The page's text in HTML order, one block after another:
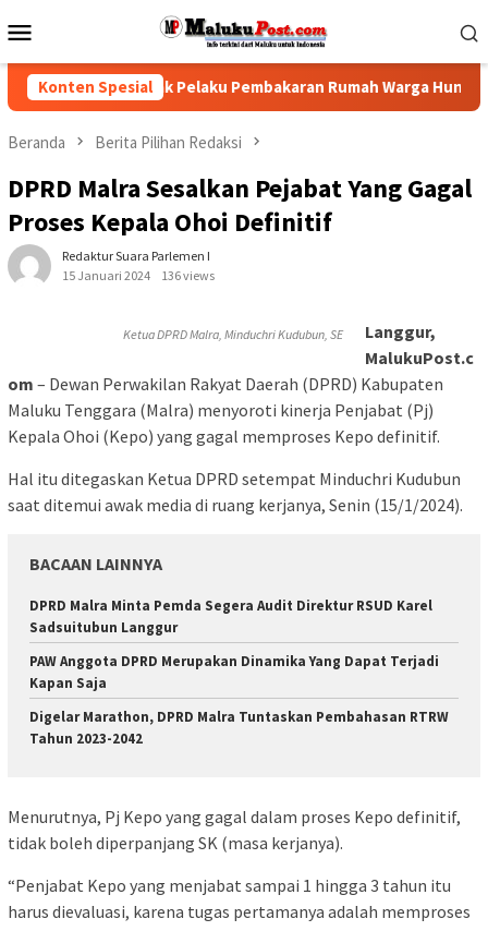
ke
Mobile
Konten Spesial
Polisi Tindak Pelaku Pembakaran Rumah Warga Hunuth
Beranda Berita Pilihan Redaksi
DPRD Malra Sesalkan Pejabat Yang Gagal
Proses Kepala Ohoi Definitif
Redaktur Suara Parlemen I
15 Januari 2024
136 views
Ketua DPRD Malra, Minduchri Kudubun, SE
Langgur,
MalukuPost.c
om – Dewan Perwakilan Rakyat Daerah (DPRD) Kabupaten
Maluku Tenggara (Malra) menyoroti kinerja Penjabat (Pj)
Kepala Ohoi (Kepo) yang gagal memproses Kepo definitif.
Hal itu ditegaskan Ketua DPRD setempat Minduchri Kudubun
saat ditemui awak media di ruang kerjanya, Senin (15/1/2024).
BACAAN LAINNYA
DPRD Malra Minta Pemda Segera Audit Direktur RSUD Karel
Sadsuitubun Langgur
PAW Anggota DPRD Merupakan Dinamika Yang Dapat Terjadi
Kapan Saja
Digelar Marathon, DPRD Malra Tuntaskan Pembahasan RTRW
Tahun 2023-2042
Menurutnya, Pj Kepo yang gagal dalam proses Kepo definitif,
tidak boleh diperpanjang SK (masa kerjanya).
“Penjabat Kepo yang menjabat sampai 1 hingga 3 tahun itu
harus dievaluasi, karena tugas pertamanya adalah memproses